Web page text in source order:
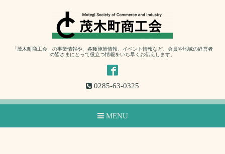
「茂木町商工会」の事業情報や、各種施策情報、イベント情報など、会員や地域の経営者
の皆さまにとって役立つ情報をいち早くお伝えします。
0285-63-0325
MENU